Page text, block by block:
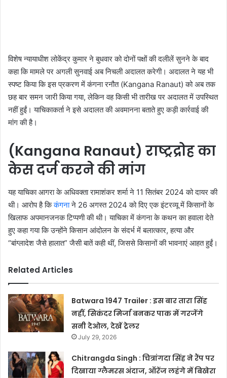
विशेष न्यायाधीश लोकेंद्र कुमार ने बुधवार को दोनों पक्षों की दलीलें सुनने के बाद
कहा कि मामले पर अगली सुनवाई अब निचली अदालत करेगी। अदालत ने यह भी
स्पष्ट किया कि इस प्रकरण में कंगना रनौत (Kangana Ranaut) को अब तक
छह बार समन जारी किया गया, लेकिन वह किसी भी तारीख पर अदालत में उपस्थित
नहीं हुईं। याचिकाकर्ता ने इसे अदालत की अवमानना बताते हुए कड़ी कार्रवाई की
मांग की है।
(Kangana Ranaut) राष्ट्रद्रोह का
केस दर्ज करने की मांग
यह याचिका आगरा के अधिवक्ता रामाशंकर शर्मा ने 11 सितंबर 2024 को दायर की
थी। आरोप है किकंगनाने 26 अगस्त 2024 को दिए एक इंटरव्यू में किसानों के
खिलाफ अपमानजनक टिप्पणी की थी। याचिका में कंगना के कथन का हवाला देते
हुए कहा गया कि उन्होंने किसान आंदोलन के संदर्भ में बलात्कार, हत्या और
“बांग्लादेश जैसे हालात” जैसी बातें कही थीं, जिससे किसानों की भावनाएं आहत हुईं।
Related Articles
Batwara 1947 Trailer : इस बार तारा सिंह
नहीं, सिकंदर मिर्जा बनकर पाक में गरजेंगे
सनी देओल, देखें ट्रेलर
July 29, 2026
Chitrangda Singh : चित्रांगदा सिंह ने रैंप पर
दिखाया ग्लैमरस अंदाज, ऑरेंज लहंगे में बिखेरा